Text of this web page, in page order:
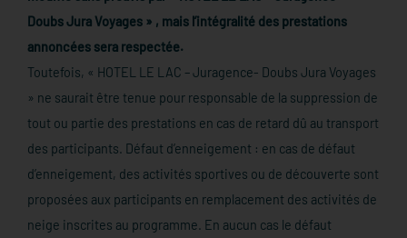
Doubs Jura Voyages » , mais l’intégralité des prestations
annoncées sera respectée.
Toutefois, « HOTEL LE LAC – Juragence- Doubs Jura Voyages
» ne saurait être tenue pour responsable de la suppression de
tout ou partie des prestations en cas de retard dû au transport
des participants. Défaut d’enneigement : en cas de défaut
d’enneigement, des activités sportives ou de découverte sont
proposées aux participants en remplacement des activités de
neige inscrites au programme. En aucun cas le défaut